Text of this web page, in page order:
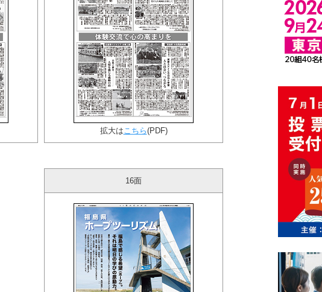
拡大はこちら(PDF)
16面